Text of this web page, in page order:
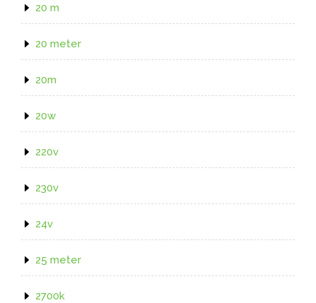
20 m
20 meter
20m
20w
220v
230v
24v
25 meter
2700k